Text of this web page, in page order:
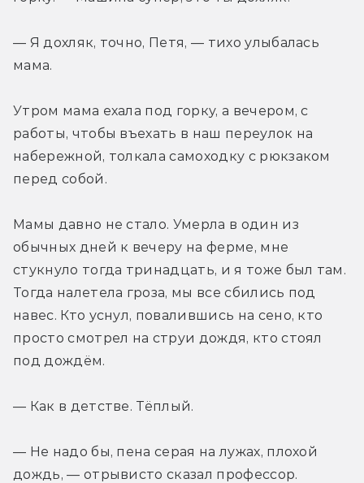
— Я дохляк, точно, Петя, — тихо улыбалась
мама.
Утром мама ехала под горку, а вечером, с
работы, чтобы въехать в наш переулок на
набережной, толкала самоходку с рюкзаком
перед собой.
Мамы давно не стало. Умерла в один из
обычных дней к вечеру на ферме, мне
стукнуло тогда тринадцать, и я тоже был там.
Тогда налетела гроза, мы все сбились под
навес. Кто уснул, повалившись на сено, кто
просто смотрел на струи дождя, кто стоял
под дождём.
— Как в детстве. Тёплый.
— Не надо бы, пена серая на лужах, плохой
дождь, — отрывисто сказал профессор.